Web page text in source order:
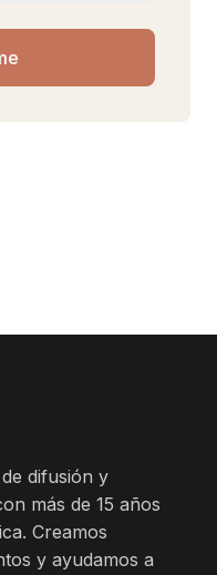
difusión y
más de 15 años
Creamos
y ayudamos a